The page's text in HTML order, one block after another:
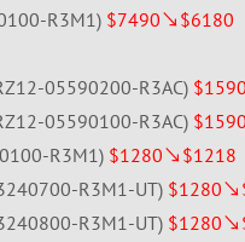
R3M1) $7490↘$6180
05590200-R3AC)
05590100-R3AC)
R3M1) $1280↘$1218
R3M1-UT)
R3M1-UT)